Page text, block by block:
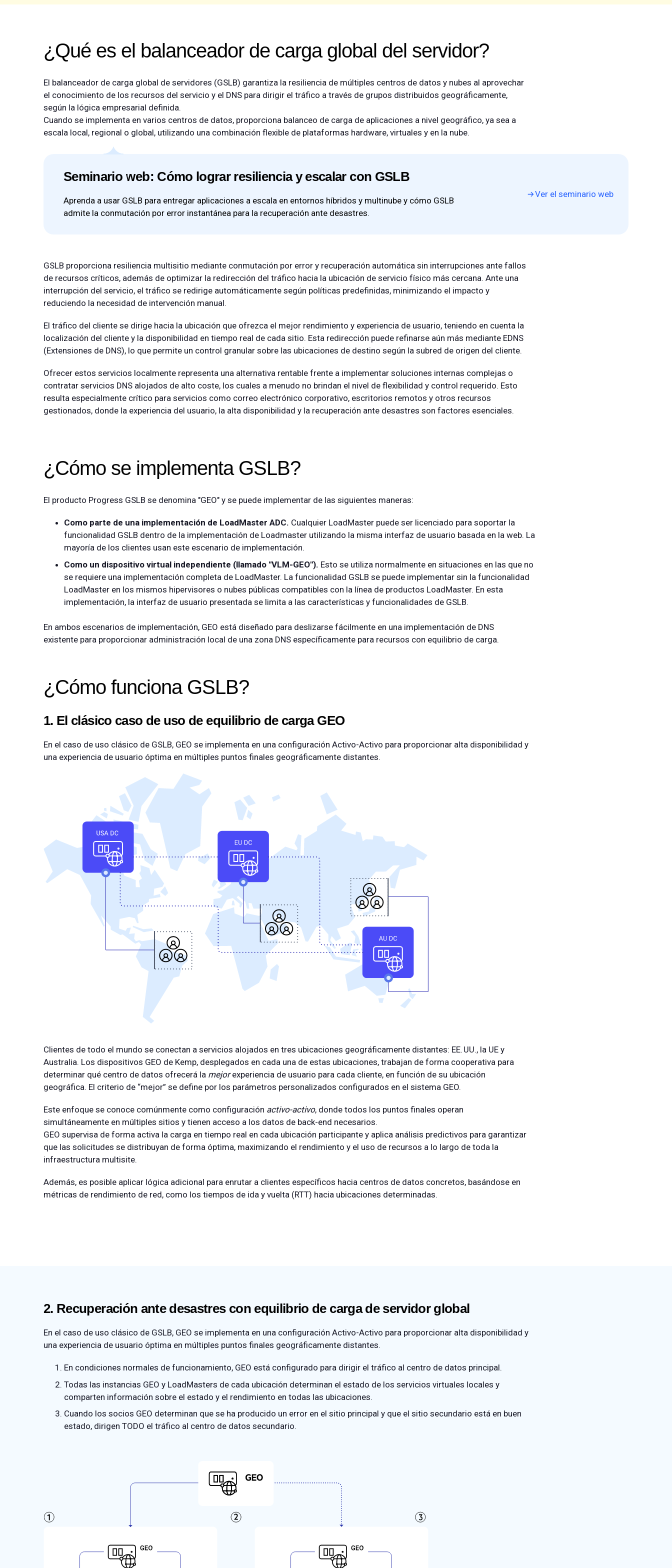
¿Qué es el balanceador de carga global del servidor?
El balanceador de carga global de servidores (GSLB) garantiza la resiliencia de múltiples centros de datos y nubes al aprovechar
el conocimiento de los recursos del servicio y el DNS para dirigir el tráfico a través de grupos distribuidos geográficamente,
según la lógica empresarial definida.
Cuando se implementa en varios centros de datos, proporciona balanceo de carga de aplicaciones a nivel geográfico, ya sea a
escala local, regional o global, utilizando una combinación flexible de plataformas hardware, virtuales y en la nube.
Seminario web: Cómo lograr resiliencia y escalar con GSLB
Aprenda a usar GSLB para entregar aplicaciones a escala en entornos híbridos y multinube y cómo GSLB
admite la conmutación por error instantánea para la recuperación ante desastres.
Ver el seminario web
GSLB proporciona resiliencia multisitio mediante conmutación por error y recuperación automática sin interrupciones ante fallos
de recursos críticos, además de optimizar la redirección del tráfico hacia la ubicación de servicio físico más cercana. Ante una
interrupción del servicio, el tráfico se redirige automáticamente según políticas predefinidas, minimizando el impacto y
reduciendo la necesidad de intervención manual.
El tráfico del cliente se dirige hacia la ubicación que ofrezca el mejor rendimiento y experiencia de usuario, teniendo en cuenta la
localización del cliente y la disponibilidad en tiempo real de cada sitio. Esta redirección puede refinarse aún más mediante EDNS
(Extensiones de DNS), lo que permite un control granular sobre las ubicaciones de destino según la subred de origen del cliente.
Ofrecer estos servicios localmente representa una alternativa rentable frente a implementar soluciones internas complejas o
contratar servicios DNS alojados de alto coste, los cuales a menudo no brindan el nivel de flexibilidad y control requerido. Esto
resulta especialmente crítico para servicios como correo electrónico corporativo, escritorios remotos y otros recursos
gestionados, donde la experiencia del usuario, la alta disponibilidad y la recuperación ante desastres son factores esenciales.
¿Cómo se implementa GSLB?
El producto Progress GSLB se denomina "GEO" y se puede implementar de las siguientes maneras:
Como parte de una implementación de LoadMaster ADC. Cualquier LoadMaster puede ser licenciado para soportar la
funcionalidad GSLB dentro de la implementación de Loadmaster utilizando la misma interfaz de usuario basada en la web. La
mayoría de los clientes usan este escenario de implementación.
Como un dispositivo virtual independiente (llamado "VLM-GEO"). Esto se utiliza normalmente en situaciones en las que no
se requiere una implementación completa de LoadMaster. La funcionalidad GSLB se puede implementar sin la funcionalidad
LoadMaster en los mismos hipervisores o nubes públicas compatibles con la línea de productos LoadMaster. En esta
implementación, la interfaz de usuario presentada se limita a las características y funcionalidades de GSLB.
En ambos escenarios de implementación, GEO está diseñado para deslizarse fácilmente en una implementación de DNS
existente para proporcionar administración local de una zona DNS específicamente para recursos con equilibrio de carga.
¿Cómo funciona GSLB?
1. El clásico caso de uso de equilibrio de carga GEO
En el caso de uso clásico de GSLB, GEO se implementa en una configuración Activo-Activo para proporcionar alta disponibilidad y
una experiencia de usuario óptima en múltiples puntos finales geográficamente distantes.
Clientes de todo el mundo se conectan a servicios alojados en tres ubicaciones geográficamente distantes: EE. UU., la UE y
Australia. Los dispositivos GEO de Kemp, desplegados en cada una de estas ubicaciones, trabajan de forma cooperativa para
determinar qué centro de datos ofrecerá la mejorexperiencia de usuario para cada cliente, en función de su ubicación
geográfica. El criterio de “mejor” se define por los parámetros personalizados configurados en el sistema GEO.
Este enfoque se conoce comúnmente como configuración activo-activo, donde todos los puntos finales operan
simultáneamente en múltiples sitios y tienen acceso a los datos de back-end necesarios.
GEO supervisa de forma activa la carga en tiempo real en cada ubicación participante y aplica análisis predictivos para garantizar
que las solicitudes se distribuyan de forma óptima, maximizando el rendimiento y el uso de recursos a lo largo de toda la
infraestructura multisite.
Además, es posible aplicar lógica adicional para enrutar a clientes específicos hacia centros de datos concretos, basándose en
métricas de rendimiento de red, como los tiempos de ida y vuelta (RTT) hacia ubicaciones determinadas.
2. Recuperación ante desastres con equilibrio de carga de servidor global
En el caso de uso clásico de GSLB, GEO se implementa en una configuración Activo-Activo para proporcionar alta disponibilidad y
una experiencia de usuario óptima en múltiples puntos finales geográficamente distantes.
En condiciones normales de funcionamiento, GEO está configurado para dirigir el tráfico al centro de datos principal.
Todas las instancias GEO y LoadMasters de cada ubicación determinan el estado de los servicios virtuales locales y
comparten información sobre el estado y el rendimiento en todas las ubicaciones.
Cuando los socios GEO determinan que se ha producido un error en el sitio principal y que el sitio secundario está en buen
estado, dirigen TODO el tráfico al centro de datos secundario.